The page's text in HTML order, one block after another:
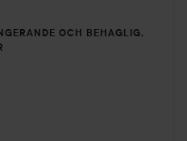
OCH BEHAGLIG,